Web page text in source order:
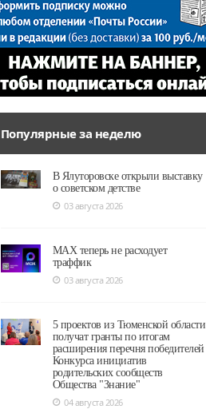
Популярные за неделю
В Ялуторовске открыли выставку
о советском детстве
03 августа 2026
MAX теперь не расходует
траффик
03 августа 2026
5 проектов из Тюменской области
получат гранты по итогам
расширения перечня победителей
Конкурса инициатив
родительских сообществ
Общества "Знание"
04 августа 2026